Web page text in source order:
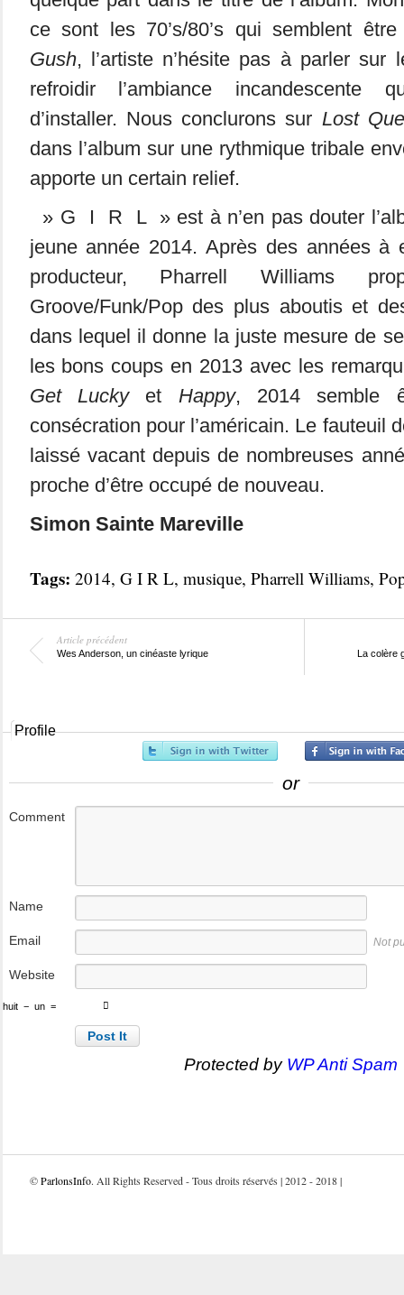
ce sont les 70’s/80’s qui semblent
Gush, l’artiste n’hésite pas à parler sur
refroidir l’ambiance incandescente
d’installer. Nous conclurons sur Lost
dans l’album sur une rythmique tribale
apporte un certain relief.
» G I R L » est à n’en pas douter
jeune année 2014. Après des années à
producteur, Pharrell Williams
Groove/Funk/Pop des plus aboutis et
dans lequel il donne la juste mesure de
les bons coups en 2013 avec les
Get Luckyet Happy, 2014 semble
consécration pour l’américain. Le
laissé vacant depuis de nombreuses
proche d’être occupé de nouveau.
Simon Sainte Mareville
Tags: 2014, G I R L, musique, Pharrell Williams,
Article précédent
Wes Anderson, un cinéaste lyrique La colère
Profile
or
Comment
Name
Email Not
Website
huit − un =
Protected by WP Anti Spam
©ParlonsInfo. All Rights Reserved - Tous droits réservés | 2012 - 2018 |